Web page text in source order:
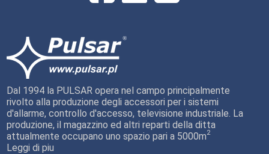
Dal 1994 la PULSAR opera nel campo principalmente
rivolto alla produzione degli accessori per i sistemi
d'allarme, controllo d'accesso, televisione industriale. La
produzione, il magazzino ed altri reparti della ditta
attualmente occupano uno spazio pari a 5000m2
Leggi di piu